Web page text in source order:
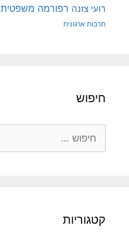
רועי צזנה רפורמה משפטית
תרבות ארגונית
חיפוש
קטגוריות